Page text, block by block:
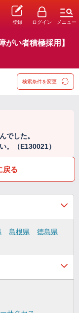
登録 ログイン メニュー
がい者積極採用】
検索条件を変更
でした。
。（E130021）
戻る
島根県
徳島県